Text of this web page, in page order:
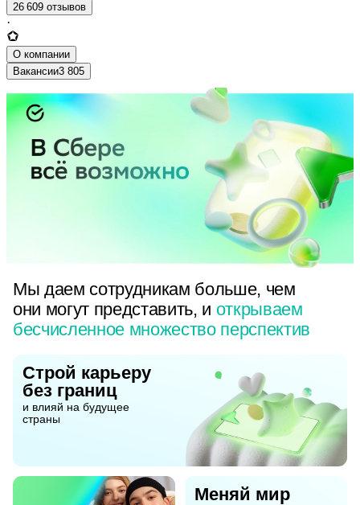
26 609 отзывов
·
О компании
Вакансии3 805
Мы даем сотрудникам больше, чем
они могут представить, и открываем
бесчисленное множество перспектив
Строй карьеру
без границ
и влияй на будущее
страны
Меняй мир